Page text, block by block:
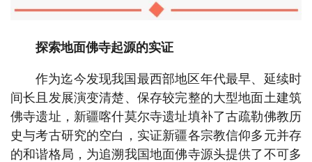
探索地面佛寺起源的实证
作为迄今发现我国最西部地区年代最早、延续时
间长且发展演变清楚、保存较完整的大型地面土建筑
佛寺遗址，新疆喀什莫尔寺遗址填补了古疏勒佛教历
史与考古研究的空白，实证新疆各宗教信仰多元并存
的和谐格局，为追溯我国地面佛寺源头提供了不可多